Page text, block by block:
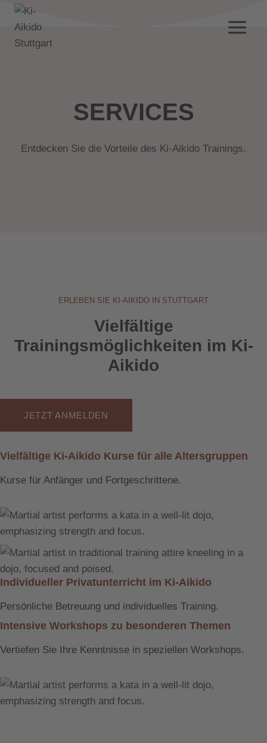
Zum
Inhalt
springen
SERVICES
Entdecken Sie die Vorteile des Ki-Aikido Trainings.
ERLEBEN SIE KI-AIKIDO IN STUTTGART
Vielfältige
Trainingsmöglichkeiten im Ki-
Aikido
JETZT ANMELDEN
Vielfältige Ki-Aikido Kurse für alle Altersgruppen
Kurse für Anfänger und Fortgeschrittene.
Individueller Privatunterricht im Ki-Aikido
Persönliche Betreuung und individuelles Training.
Intensive Workshops zu besonderen Themen
Vertiefen Sie Ihre Kenntnisse in speziellen Workshops.